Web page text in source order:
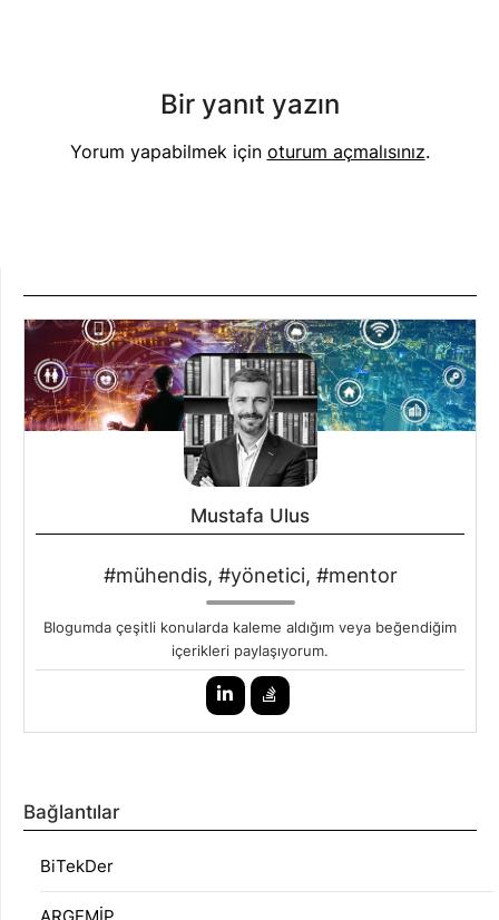
Bir yanıt yazın
Yorum yapabilmek için oturum açmalısınız.
Mustafa Ulus
#mühendis, #yönetici, #mentor
Blogumda çeşitli konularda kaleme aldığım veya beğendiğim
içerikleri paylaşıyorum.
Bağlantılar
BiTekDer